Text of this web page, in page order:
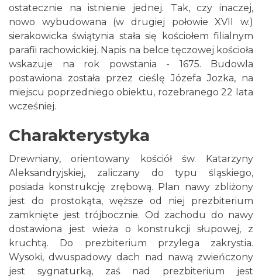
ostatecznie na istnienie jednej. Tak, czy inaczej,
nowo wybudowana (w drugiej połowie XVII w.)
sierakowicka świątynia stała się kościołem filialnym
parafii rachowickiej. Napis na belce tęczowej kościoła
wskazuje na rok powstania - 1675. Budowla
postawiona została przez cieślę Józefa Jozka, na
miejscu poprzedniego obiektu, rozebranego 22 lata
wcześniej.
Charakterystyka
Drewniany, orientowany kościół św. Katarzyny
Aleksandryjskiej, zaliczany do typu śląskiego,
posiada konstrukcję zrębową. Plan nawy zbliżony
jest do prostokąta, węższe od niej prezbiterium
zamknięte jest trójbocznie. Od zachodu do nawy
dostawiona jest wieża o konstrukcji słupowej, z
kruchtą. Do prezbiterium przylega zakrystia.
Wysoki, dwuspadowy dach nad nawą zwieńczony
jest sygnaturką, zaś nad prezbiterium jest